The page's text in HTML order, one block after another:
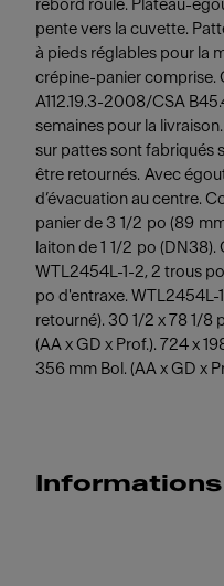
rebord roulé. Plateau-
pente vers la cuvette.
à pieds réglables pour la
crépine-panier comprise.
A112.19.3-2008/CSA
semaines pour la
sur pattes sont fabriqués
être retournés. Avec
d’évacuation au centre.
panier de 3 1/2 po (89
laiton de 1 1/2 po
WTL2454L-1-2, 2 trous
po d'entraxe. WTL2454L-
retourné). 30 1/2 x 78 1/8
(AA x GD x Prof.). 724 x
356 mm Bol. (AA x GD x